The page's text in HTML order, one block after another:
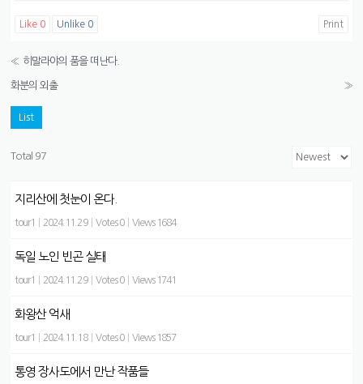
Like 0 Unlike 0 Print
« 히말라야의 품을 떠난다.
화분의 외출 »
List
Total 97
지리산에 첫눈이 온다.
tour1 2024.11.29 Votes 0 Views 1684
독일 노인 빈곤 실태
tour1 2024.11.29 Votes 0 Views 1741
화왕산 억새
tour1 2024.11.18 Votes 0 Views 1857
통영 장사도에서 만난 작품들